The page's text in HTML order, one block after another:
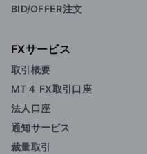
BID/OFFER注文
FXサービス
取引概要
MT４ FX取引口座
法人口座
通知サービス
裁量取引